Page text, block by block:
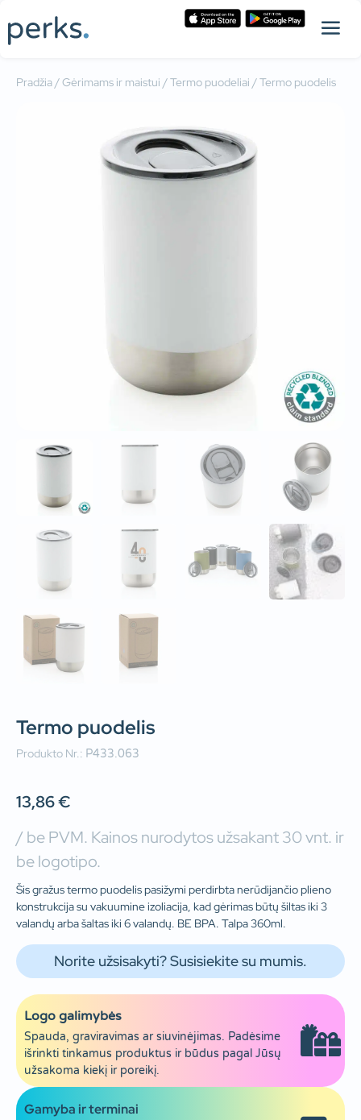
Pradžia/Gėrimams ir maistui /Termo puodeliai / Termo puodelis
Termo puodelis
Produkto Nr.: P433.063
13,86€
/ be PVM. Kainos nurodytos užsakant 30 vnt. ir
be logotipo.
Šis gražus termo puodelis pasižymi perdirbta nerūdijančio plieno
konstrukcija su vakuumine izoliacija, kad gėrimas būtų šiltas iki 3
valandų arba šaltas iki 6 valandų. BE BPA. Talpa 360ml.
Norite užsisakyti? Susisiekite su mumis.
Logo galimybės
Spauda, graviravimas ar siuvinėjimas. Padėsime
išrinkti tinkamus produktus ir būdus pagal Jūsų
užsakoma kiekį ir poreikį.
Gamyba ir terminai